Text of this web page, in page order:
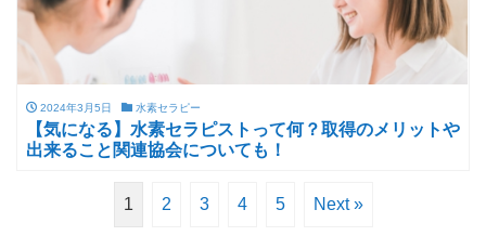
2024年3月5日 水素セラピー
【気になる】水素セラピストって何？取得のメリットや
出来ること関連協会についても！
1 2 3 4 5 Next »